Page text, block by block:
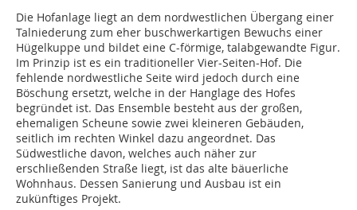
Die Hofanlage liegt an dem nordwestlichen Übergang einer
Talniederung zum eher buschwerkartigen Bewuchs einer
Hügelkuppe und bildet eine C-förmige, talabgewandte Figur.
Im Prinzip ist es ein traditioneller Vier-Seiten-Hof. Die
fehlende nordwestliche Seite wird jedoch durch eine
Böschung ersetzt, welche in der Hanglage des Hofes
begründet ist. Das Ensemble besteht aus der großen,
ehemaligen Scheune sowie zwei kleineren Gebäuden,
seitlich im rechten Winkel dazu angeordnet. Das
Südwestliche davon, welches auch näher zur
erschließenden Straße liegt, ist das alte bäuerliche
Wohnhaus. Dessen Sanierung und Ausbau ist ein
zukünftiges Projekt.